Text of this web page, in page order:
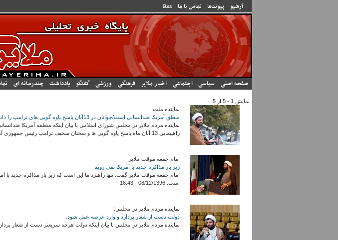
آرشیو پیوندها تماس با ما Rss
صفحه اصلی سیاسی اجتماعی اخبار ملایر فرهنگی ورزشی گفتگو یادداشت چندرسانه ای
نمایش 1 - 5 از 5
نماینده ملت:
منطق آمریکا ضدانسانی است/جوانان در 13آبان پاسخ یاوه گویی های ترامپ را دادند
نماینده مردم ملایر در مجلس شورای اسلامی با بیان اینکه منطقه آمریکا
راهپیمایی 13 آبان ماه پاسخ یاوه گویی ها و سخنان سخیف ترامپ رئیس جمهوری آمریکا را دادند. 08/13/1396 - 15:15
امام جمعه موقت ملایر:
زیر بار مذاکره جدید با آمریکا نمی رویم
امام جمعه موقت ملایر گفت: تنها راهبرد ما این است که زیر بار مذاکره جدید
است. 08/12/1396 - 16:43
نماینده مردم ملایر در مجلس:
دولت دست از شعار بردارد و وارد عرصه عمل شود.
نماینده مردم ملایر در مجلس با بیان اینکه دولت هرچه سریعتر دست از شعار بردارد و